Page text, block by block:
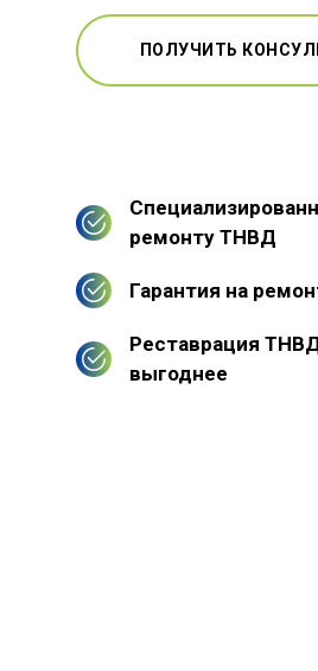
ПОЛУЧИТЬ
ремонту ТНВД
Гарантия на
Реставрация
выгоднее